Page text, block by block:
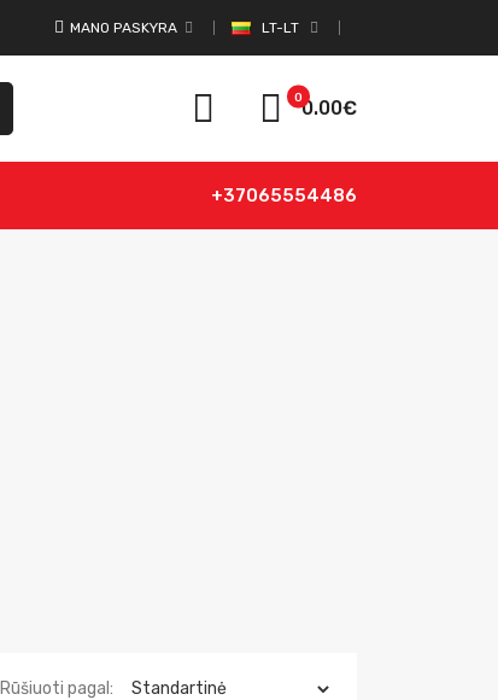
LT-LT
MANO PASKYRA
00.00€
+37065554486
Rūšiuoti pagal: